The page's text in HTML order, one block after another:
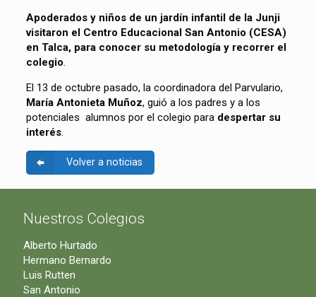
Apoderados y niños de un jardín infantil de la Junji
visitaron el Centro Educacional San Antonio (CESA)
en Talca, para conocer su metodología y recorrer el
colegio.
El 13 de octubre pasado, la coordinadora del Parvulario,
María Antonieta Muñoz, guió a los padres y a los
potenciales alumnos por el colegio para despertar su
interés.
Volver a noticias
Nuestros Colegios
Alberto Hurtado
Hermano Bernardo
Luis Rutten
San Antonio